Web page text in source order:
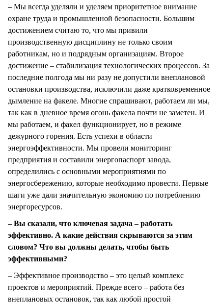
– Мы всегда уделяли и уделяем приоритетное внимание
охране труда и промышленной безопасности. Большим
достижением считаю то, что мы привили
производственную дисциплину не только своим
работникам, но и подрядным организациям. Второе
достижение – стабилизация технологических процессов. За
последние полгода мы ни разу не допустили внеплановой
остановки производства, исключили даже кратковременное
дымление на факеле. Многие спрашивают, работаем ли мы,
так как в дневное время огонь факела почти не заметен. И
мы работаем, и факел функционирует, но в режиме
дежурного горения. Есть успехи в области
энергоэффективности. Мы провели мониторинг
предприятия и составили энергопаспорт завода,
определились с основными мероприятиями по
энергосбережению, которые необходимо провести. Первые
шаги уже дали значительную экономию по потреблению
энергоресурсов.
– Вы сказали, что ключевая задача – работать
эффективно. А какие действия скрываются за этим
словом? Что вы должны делать, чтобы быть
эффективными?
– Эффективное производство – это целый комплекс
проектов и мероприятий. Прежде всего – работа без
внеплановых остановок, так как любой простой